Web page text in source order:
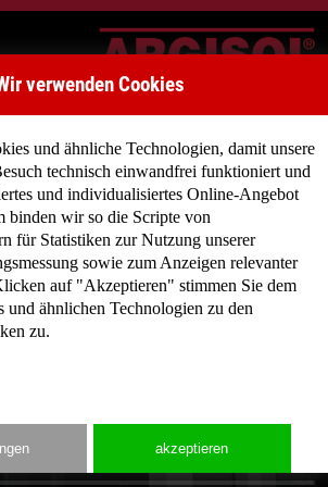
verwenden Cookies
und ähnliche Technologien, damit unsere
technisch einwandfrei funktioniert und
und individualisiertes Online-Angebot
binden wir so die Scripte von
für Statistiken zur Nutzung unserer
sowie zum Anzeigen relevanter
auf "Akzeptieren" stimmen Sie dem
und ähnlichen Technologien zu den
zu.
akzeptieren